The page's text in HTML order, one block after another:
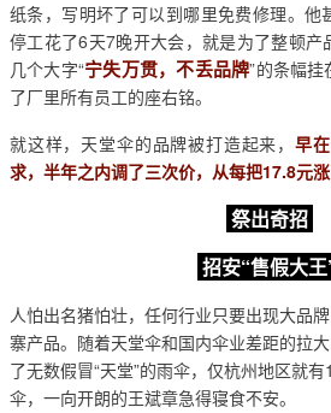
纸条，写明坏了可以到哪里免费修理。他
停工花了6天7晚开大会，就是为了整顿产
几个大字“宁失万贯，不丢品牌”的条幅
了厂里所有员工的座右铭。
就这样，天堂伞的品牌被打造起来，早
求，半年之内调了三次价，从每把17.8元
祭出奇招
招安“售假大王
人怕出名猪怕壮，任何行业只要出现大品
寨产品。随着天堂伞和国内伞业差距的拉
了无数假冒“天堂”的雨伞，仅杭州地区就
伞，一向开朗的王斌章急得寝食不安。